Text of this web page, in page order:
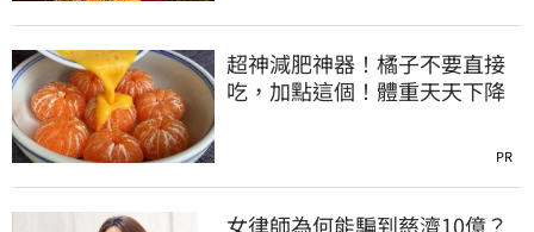
超神減肥神器！橘子不要直接
吃，加點這個！體重天天下降
PR
女律師為何能騙到慈濟10億？